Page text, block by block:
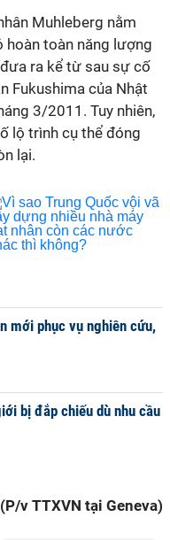
Muhleberg nằm
toàn năng lượng
ra kể từ sau sự cố
Fukushima của Nhật
3/2011. Tuy nhiên,
lộ trình cụ thể đóng
lại.
mới phục vụ nghiên cứu,
bị đắp chiếu dù nhu cầu
v TTXVN tại Geneva)